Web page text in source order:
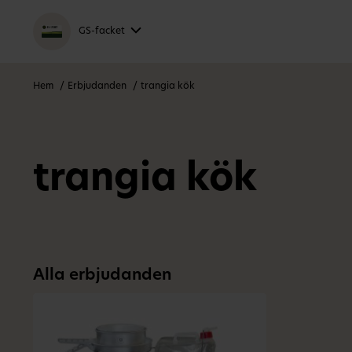
GS-facket
Hem Erbjudanden trangia kök
trangia kök
Alla erbjudanden